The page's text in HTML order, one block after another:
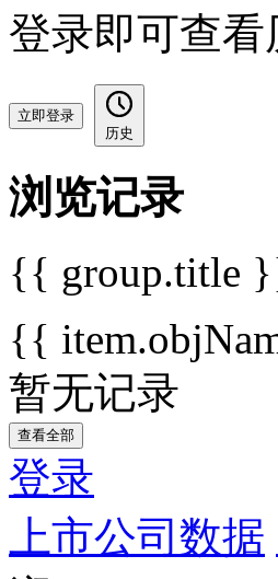
登录即可查看
立即登录
历史
浏览记录
{{ group.title
{{
暂无记录
查看全部
登录
上市公司数据